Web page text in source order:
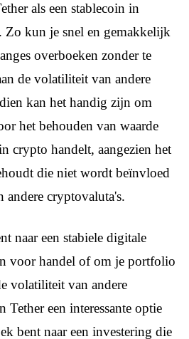
als een stablecoin in
Zo kun je snel en gemakkelijk
overboeken zonder te
de volatiliteit van andere
kan het handig zijn om
het behouden van waarde
crypto handelt, aangezien het
die niet wordt beïnvloed
cryptovaluta's.
naar een stabiele digitale
voor handel of om je portfolio
volatiliteit van andere
Tether een interessante optie
bent naar een investering die